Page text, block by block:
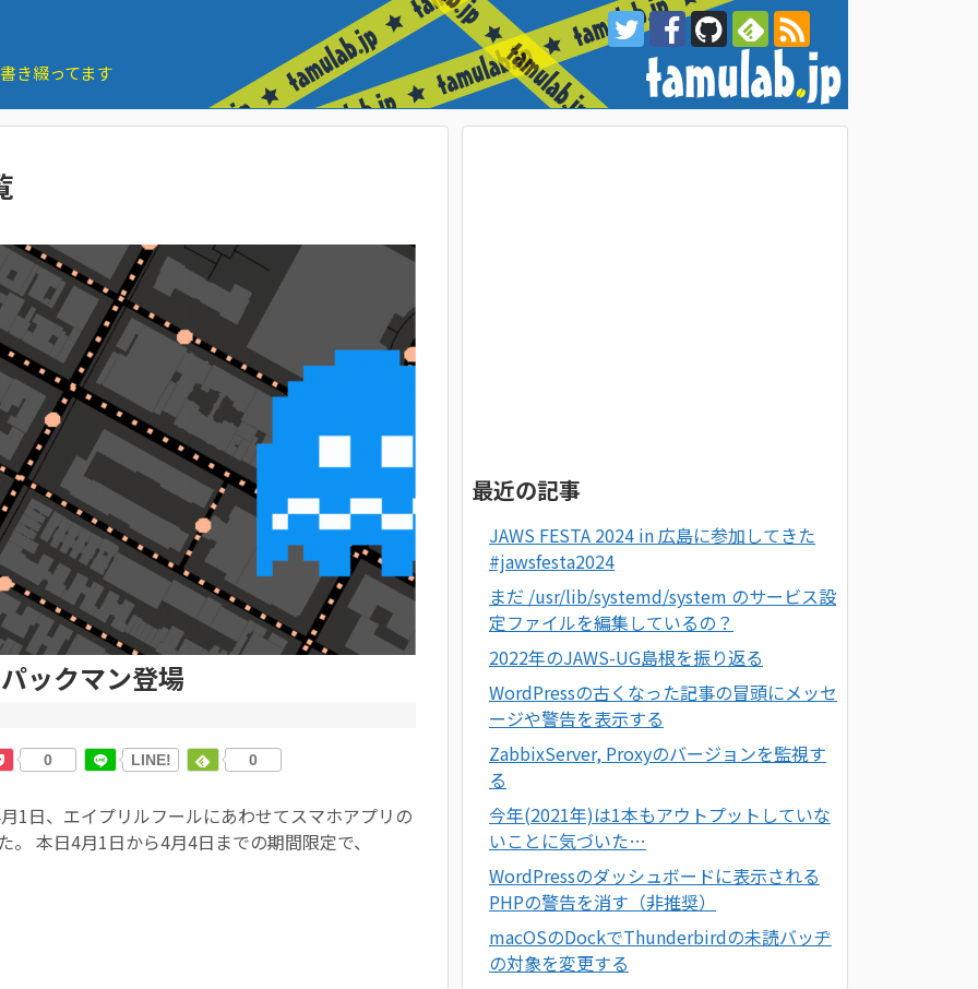
き綴ってます
ックマン登場
0 LINE! 0
1日、エイプリルフールにあわせてスマホアプリの
本日4月1日から4月4日までの期間限定で、
最近の記事
JAWS FESTA 2024 in 広島に参加してきた
#jawsfesta2024
まだ /usr/lib/systemd/system のサービス設
定ファイルを編集しているの？
2022年のJAWS-UG島根を振り返る
WordPressの古くなった記事の冒頭にメッセ
ージや警告を表示する
ZabbixServer, Proxyのバージョンを監視す
る
今年(2021年)は1本もアウトプットしていな
いことに気づいた…
WordPressのダッシュボードに表示される
PHPの警告を消す（非推奨）
macOSのDockでThunderbirdの未読バッヂ
の対象を変更する